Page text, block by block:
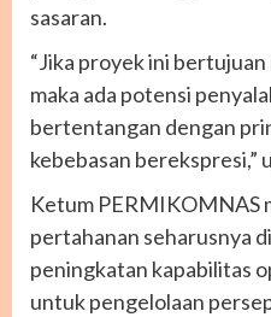
sasaran.
“Jika proyek ini
maka ada potensi
bertentangan dengan
kebebasan berekspresi,”
Ketum PERMIKOMNAS
pertahanan seharusnya
peningkatan kapabilitas
untuk pengelolaan